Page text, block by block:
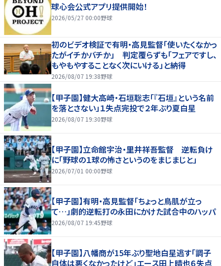
球心会公式アプリ提供開始！
2026/05/27 00:00野球
初のビデオ検証で有明・高見監督「使いたくなかっ
たがイチかバチか」 判定覆らずも「フェアですし、
もやもやすることなく次にいける」と納得
2026/08/07 19:38野球
【甲子園】健大高崎・石垣聡志「『石垣』という名前
を落とさない」１失点完投で２年ぶり夏白星
2026/08/07 19:30野球
【甲子園】立命館宇治・里井祥吾監督 逆転負け
に「野球の１球の怖さというのをまじまじと」
2026/07/01 00:00野球
【甲子園】有明・高見監督「ちょっと鳥肌が立っ
て…」劇的逆転打の永田にかけた試合中のハッパ
2026/08/07 19:45野球
【甲子園】八幡商が15年ぶり聖地白星逃す「調子
自体は悪くなかったけど」エース田上晴也６失点